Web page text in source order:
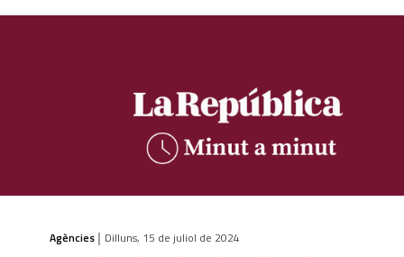
Agències | Dilluns, 15 de juliol de 2024